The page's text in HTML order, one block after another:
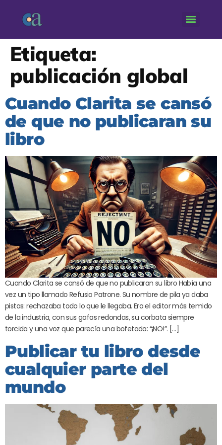
Etiqueta:
publicación global
Cuando Clarita se cansó
de que no publicaran su
libro
Cuando Clarita se cansó de que no publicaran su libro Había una
vez un tipo llamado Refusio Patrone. Su nombre de pila ya daba
pistas: rechazaba todo lo que le llegaba. Era el editor más temido
de la industria, con sus gafas redondas, su corbata siempre
torcida y una voz que parecía una bofetada: “¡NO!”. […]
Publicar tu libro desde
cualquier parte del
mundo